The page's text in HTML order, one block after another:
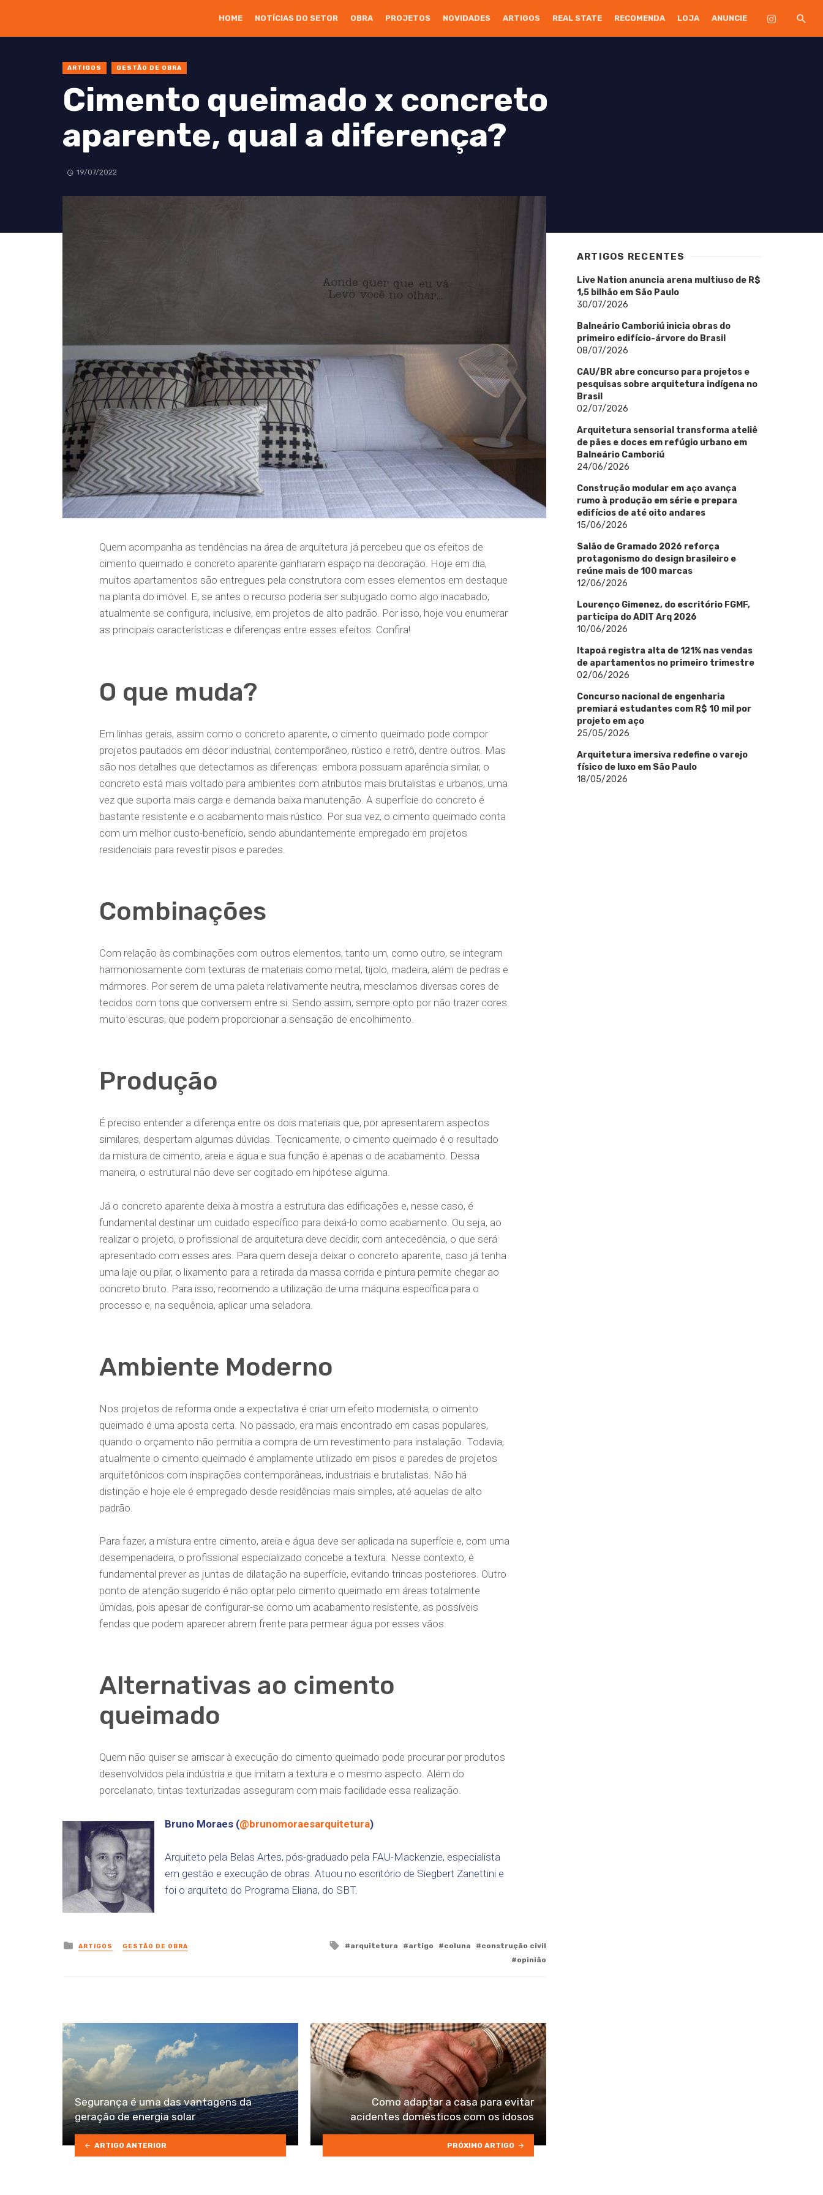
HOME NOTÍCIAS DO SETOR OBRA PROJETOS NOVIDADES ARTIGOS REAL STATE RECOMENDA LOJA ANUNCIE
ARTIGOS GESTÃO DE OBRA
Cimento queimado x concreto
aparente, qual a diferença?
19/07/2022
Quem acompanha as tendências na área de arquitetura já percebeu que os efeitos de
cimento queimado e concreto aparente ganharam espaço na decoração. Hoje em dia,
muitos apartamentos são entregues pela construtora com esses elementos em destaque
na planta do imóvel. E, se antes o recurso poderia ser subjugado como algo inacabado,
atualmente se configura, inclusive, em projetos de alto padrão. Por isso, hoje vou enumerar
as principais características e diferenças entre esses efeitos. Confira!
O que muda?
Em linhas gerais, assim como o concreto aparente, o cimento queimado pode compor
projetos pautados em décor industrial, contemporâneo, rústico e retrô, dentre outros. Mas
são nos detalhes que detectamos as diferenças: embora possuam aparência similar, o
concreto está mais voltado para ambientes com atributos mais brutalistas e urbanos, uma
vez que suporta mais carga e demanda baixa manutenção. A superfície do concreto é
bastante resistente e o acabamento mais rústico. Por sua vez, o cimento queimado conta
com um melhor custo-benefício, sendo abundantemente empregado em projetos
residenciais para revestir pisos e paredes.
Combinações
Com relação às combinações com outros elementos, tanto um, como outro, se integram
harmoniosamente com texturas de materiais como metal, tijolo, madeira, além de pedras e
mármores. Por serem de uma paleta relativamente neutra, mesclamos diversas cores de
tecidos com tons que conversem entre si. Sendo assim, sempre opto por não trazer cores
muito escuras, que podem proporcionar a sensação de encolhimento.
Produção
É preciso entender a diferença entre os dois materiais que, por apresentarem aspectos
similares, despertam algumas dúvidas. Tecnicamente, o cimento queimado é o resultado
da mistura de cimento, areia e água e sua função é apenas o de acabamento. Dessa
maneira, o estrutural não deve ser cogitado em hipótese alguma.
Já o concreto aparente deixa à mostra a estrutura das edificações e, nesse caso, é
fundamental destinar um cuidado específico para deixá-lo como acabamento. Ou seja, ao
realizar o projeto, o profissional de arquitetura deve decidir, com antecedência, o que será
apresentado com esses ares. Para quem deseja deixar o concreto aparente, caso já tenha
uma laje ou pilar, o lixamento para a retirada da massa corrida e pintura permite chegar ao
concreto bruto. Para isso, recomendo a utilização de uma máquina específica para o
processo e, na sequência, aplicar uma seladora.
Ambiente Moderno
Nos projetos de reforma onde a expectativa é criar um efeito modernista, o cimento
queimado é uma aposta certa. No passado, era mais encontrado em casas populares,
quando o orçamento não permitia a compra de um revestimento para instalação. Todavia,
atualmente o cimento queimado é amplamente utilizado em pisos e paredes de projetos
arquitetônicos com inspirações contemporâneas, industriais e brutalistas. Não há
distinção e hoje ele é empregado desde residências mais simples, até aquelas de alto
padrão.
Para fazer, a mistura entre cimento, areia e água deve ser aplicada na superfície e, com uma
desempenadeira, o profissional especializado concebe a textura. Nesse contexto, é
fundamental prever as juntas de dilatação na superfície, evitando trincas posteriores. Outro
ponto de atenção sugerido é não optar pelo cimento queimado em áreas totalmente
úmidas, pois apesar de configurar-se como um acabamento resistente, as possíveis
fendas que podem aparecer abrem frente para permear água por esses vãos.
Alternativas ao cimento
queimado
Quem não quiser se arriscar à execução do cimento queimado pode procurar por produtos
desenvolvidos pela indústria e que imitam a textura e o mesmo aspecto. Além do
porcelanato, tintas texturizadas asseguram com mais facilidade essa realização.
Bruno Moraes (@brunomoraesarquitetura)
Arquiteto pela Belas Artes, pós-graduado pela FAU-Mackenzie, especialista
em gestão e execução de obras. Atuou no escritório de Siegbert Zanettini e
foi o arquiteto do Programa Eliana, do SBT.
Posted
in
ARTIGOS GESTÃO DE OBRA
Tagged
arquitetura artigo coluna
construção civil
opinião
Segurança é uma das vantagens da
geração de energia solar
ARTIGO ANTERIOR
Como adaptar a casa para evitar
acidentes domésticos com os idosos
PRÓXIMO ARTIGO
ARTIGOS RECENTES
Live Nation anuncia arena multiuso de R$
1,5 bilhão em São Paulo
30/07/2026
Balneário Camboriú inicia obras do
primeiro edifício-árvore do Brasil
08/07/2026
CAU/BR abre concurso para projetos e
pesquisas sobre arquitetura indígena no
Brasil
02/07/2026
Arquitetura sensorial transforma ateliê
de pães e doces em refúgio urbano em
Balneário Camboriú
24/06/2026
Construção modular em aço avança
rumo à produção em série e prepara
edifícios de até oito andares
15/06/2026
Salão de Gramado 2026 reforça
protagonismo do design brasileiro e
reúne mais de 100 marcas
12/06/2026
Lourenço Gimenez, do escritório FGMF,
participa do ADIT Arq 2026
10/06/2026
Itapoá registra alta de 121% nas vendas
de apartamentos no primeiro trimestre
02/06/2026
Concurso nacional de engenharia
premiará estudantes com R$ 10 mil por
projeto em aço
25/05/2026
Arquitetura imersiva redefine o varejo
físico de luxo em São Paulo
18/05/2026